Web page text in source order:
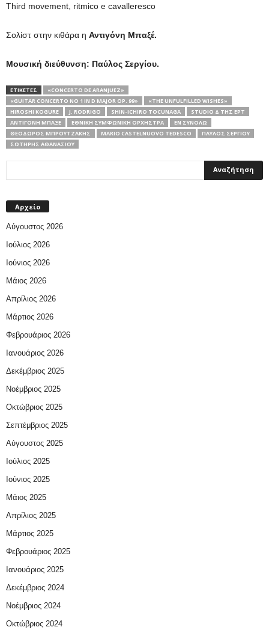
Third movement, ritmico e cavalleresco
Σολίστ στην κιθάρα η Αντιγόνη Μπαξέ.
Μουσική διεύθυνση: Παύλος Σεργίου.
ΕΤΙΚΕΤΕΣ
«CONCERTO DE ARANJUEZ»
«GUITAR CONCERTO NO 1 IN D MAJOR OP. 99»
«THE UNFULFILLED WISHES»
HIROSHI KOGURE
J. RODRIGO SHIN-ICHIRO TOCUNAGA
STUDIO Δ ΤΗΣ ΕΡΤ
ΑΝΤΙΓΌΝΗ ΜΠΑΞΈ
ΕΘΝΙΚΉ ΣΥΜΦΩΝΙΚΉ ΟΡΧΉΣΤΡΑ
ΕΝ ΣΥΝΌΛΩ
ΘΕΌΔΩΡΟΣ ΜΠΡΟΥΤΖΆΚΗΣ
ΜARIO CASTELNUOVO TEDESCO
ΠΑΎΛΟΣ ΣΕΡΓΊΟΥ
ΣΩΤΉΡΗΣ ΑΘΑΝΑΣΊΟΥ
Αρχείο
Αύγουστος 2026
Ιούλιος 2026
Ιούνιος 2026
Μάιος 2026
Απρίλιος 2026
Μάρτιος 2026
Φεβρουάριος 2026
Ιανουάριος 2026
Δεκέμβριος 2025
Νοέμβριος 2025
Οκτώβριος 2025
Σεπτέμβριος 2025
Αύγουστος 2025
Ιούλιος 2025
Ιούνιος 2025
Μάιος 2025
Απρίλιος 2025
Μάρτιος 2025
Φεβρουάριος 2025
Ιανουάριος 2025
Δεκέμβριος 2024
Νοέμβριος 2024
Οκτώβριος 2024